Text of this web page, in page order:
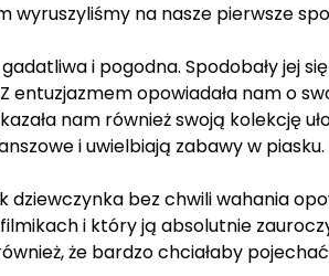
wyruszyliśmy na nasze pierwsze
i pogodna. Spodobały jej
entuzjazmem opowiadała nam o
nam również swoją kolekcję
i uwielbiają zabawy w
bez chwili wahania
i który ją absolutnie
że bardzo chciałaby